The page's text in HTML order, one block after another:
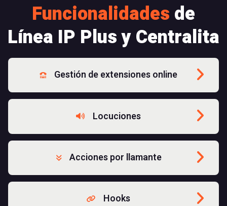
Funcionalidades de
Línea IP Plus y Centralita
Gestión de extensiones online
Locuciones
Acciones por llamante
Hooks